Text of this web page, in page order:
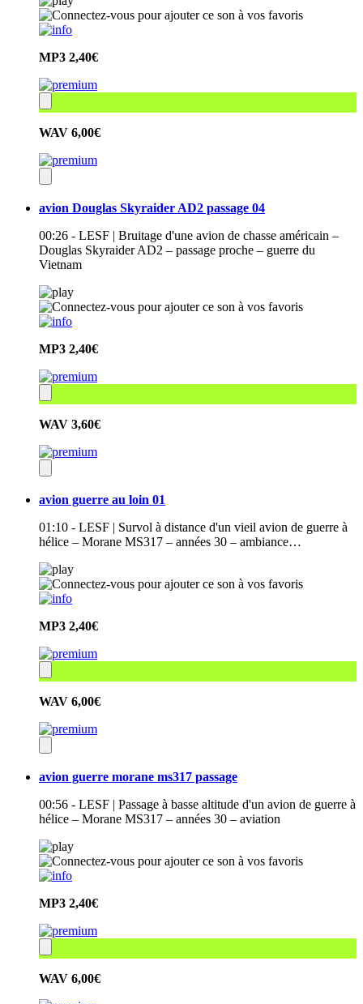
MP3 2,40€
WAV 6,00€
avion Douglas Skyraider AD2 passage 04
00:26 - LESF | Bruitage d'une avion de chasse américain –
Douglas Skyraider AD2 – passage proche – guerre du
Vietnam
MP3 2,40€
WAV 3,60€
avion guerre au loin 01
01:10 - LESF | Survol à distance d'un vieil avion de guerre à
hélice – Morane MS317 – années 30 – ambiance…
MP3 2,40€
WAV 6,00€
avion guerre morane ms317 passage
00:56 - LESF | Passage à basse altitude d'un avion de guerre à
hélice – Morane MS317 – années 30 – aviation
MP3 2,40€
WAV 6,00€